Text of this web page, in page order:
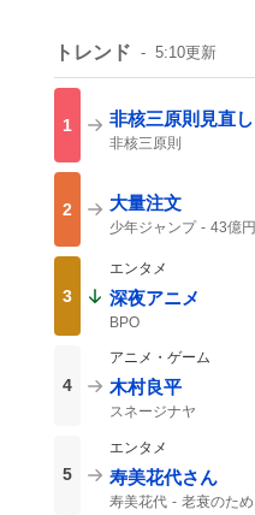
トレンド 5:10更新
1 非核三原則見直し
非核三原則
2 大量注文
少年ジャンプ 43億円
3
エンタメ
深夜アニメ
BPO
4
アニメ・ゲーム
木村良平
スネージナヤ
5
エンタメ
寿美花代さん
寿美花代 老衰のため